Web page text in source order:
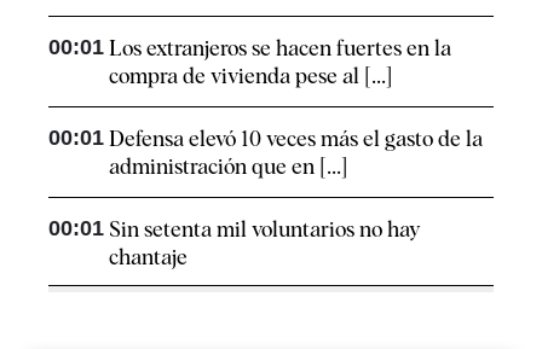
00:01 Los extranjeros se hacen fuertes en la
compra de vivienda pese al [...]
00:01 Defensa elevó 10 veces más el gasto de la
administración que en [...]
00:01 Sin setenta mil voluntarios no hay
chantaje